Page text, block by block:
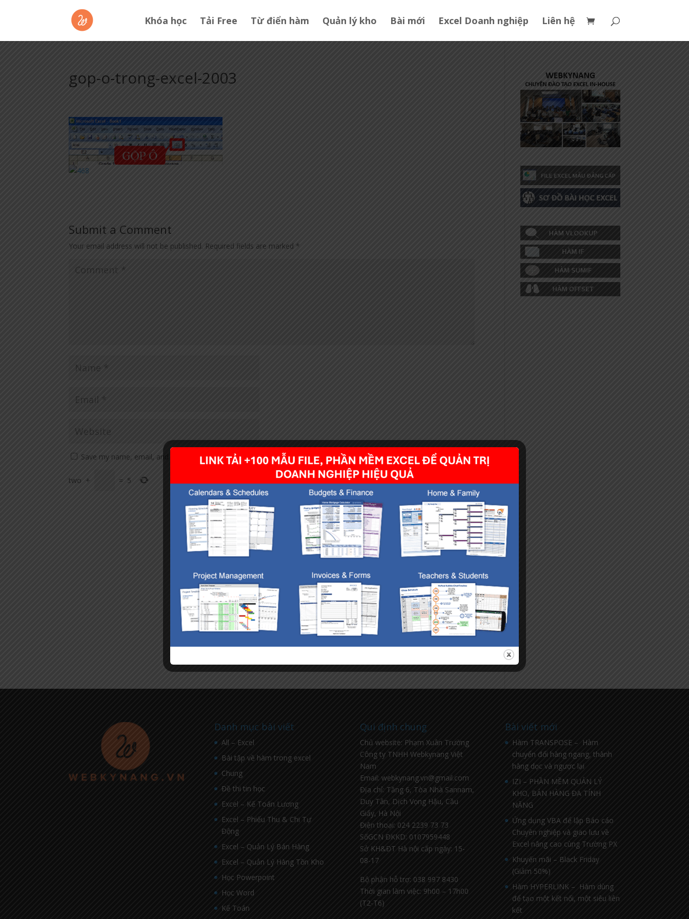
Khóa học Tải Free Từ điển hàm Quản lý kho Bài mới Excel Doanh nghiệp Liên hệ
gop-o-trong-excel-2003
Submit a Comment
Your email address will not be published. Required fields are marked *
Save my name, email, and website in this browser for the next time I comment.
two + = 5
Danh mục bài viết
All – Excel
Bài tập về hàm trong excel
Chung
Đề thi tin học
Excel – Kế Toán Lương
Excel – Phiếu Thu & Chi Tự
Động
Excel – Quản Lý Bán Hàng
Excel – Quản Lý Hàng Tồn Kho
Học Powerpoint
Học Word
Kế Toán
Qui định chung
Chủ website: Phạm Xuân Trường
Công ty TNHH Webkynang Việt
Nam
Email: webkynang.vn@gmail.com
Địa chỉ: Tầng 6, Tòa Nhà Sannam,
Duy Tân, Dịch Vọng Hậu, Cầu
Giấy, Hà Nội
Điện thoại: 024 2239 73 73
SốGCN ĐKKD: 0107959448
Sở KH&ĐT Hà nội cấp ngày: 15-
08-17
Bộ phận hỗ trợ: 038 997 8430
Thời gian làm việc: 9h00 – 17h00
(T2-T6)
Bài viết mới
Hàm TRANSPOSE – Hàm
chuyển đổi hàng ngang, thành
hàng dọc và ngược lại
IZI – PHẦN MỀM QUẢN LÝ
KHO, BÁN HÀNG ĐA TÍNH
NĂNG
Ứng dụng VBA để lập Báo cáo
Chuyên nghiệp và giao lưu về
Excel nâng cao cùng Trường PX
Khuyến mãi – Black Friday
(Giảm 50%)
Hàm HYPERLINK – Hàm dùng
để tạo một kết nối, một siêu liên
kết